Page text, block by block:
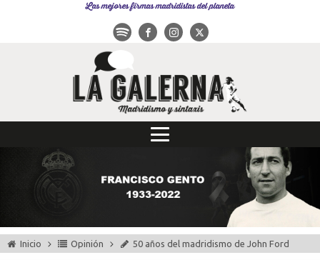
Las mejores firmas madridistas del planeta
Inicio Opinión 50 años del madridismo de John Ford